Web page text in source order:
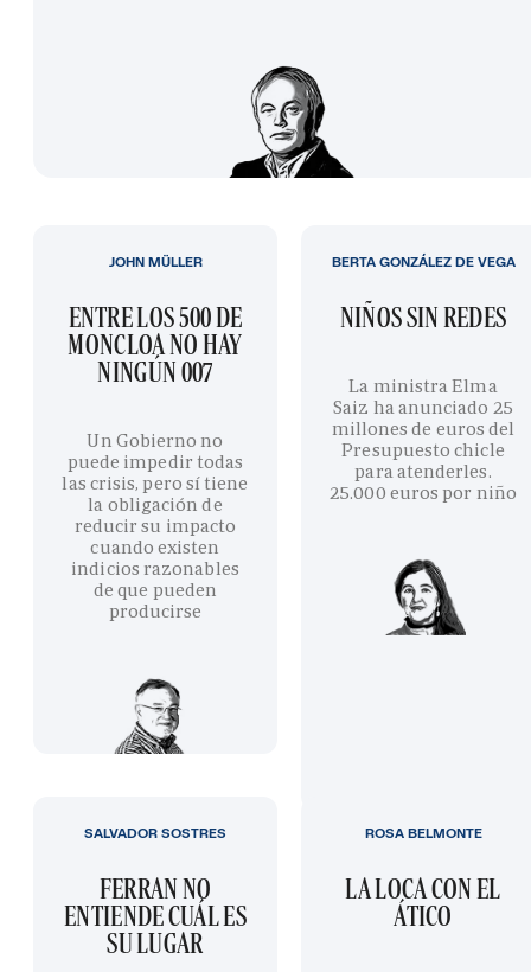
ENTRE LOS 500 DE
MONCLOA NO HAY
NINGÚN 007
Un Gobierno no
puede impedir todas
las crisis, pero sí tiene
la obligación de
reducir su impacto
cuando existen
indicios razonables
de que pueden
producirse
JOHN MÜLLER
NIÑOS SIN REDES
La ministra Elma
Saiz ha anunciado 25
millones de euros del
Presupuesto chicle
para atenderles.
25.000 euros por niño
BERTA GONZÁLEZ DE VEGA
FERRAN NO
ENTIENDE CUÁL ES
SU LUGAR
SALVADOR SOSTRES
LA LOCA CON EL
ÁTICO
ROSA BELMONTE